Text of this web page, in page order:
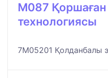
M087
технологиясы
7M05201 Қолданбалы